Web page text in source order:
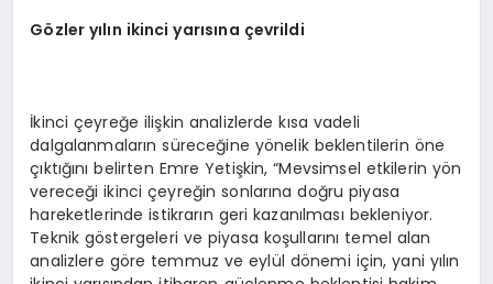
Gözler yılın ikinci yarısına çevrildi
İkinci çeyreğe ilişkin analizlerde kısa vadeli
dalgalanmaların süreceğine yönelik beklentilerin öne
çıktığını belirten Emre Yetişkin, “Mevsimsel etkilerin yön
vereceği ikinci çeyreğin sonlarına doğru piyasa
hareketlerinde istikrarın geri kazanılması bekleniyor.
Teknik göstergeleri ve piyasa koşullarını temel alan
analizlere göre temmuz ve eylül dönemi için, yani yılın